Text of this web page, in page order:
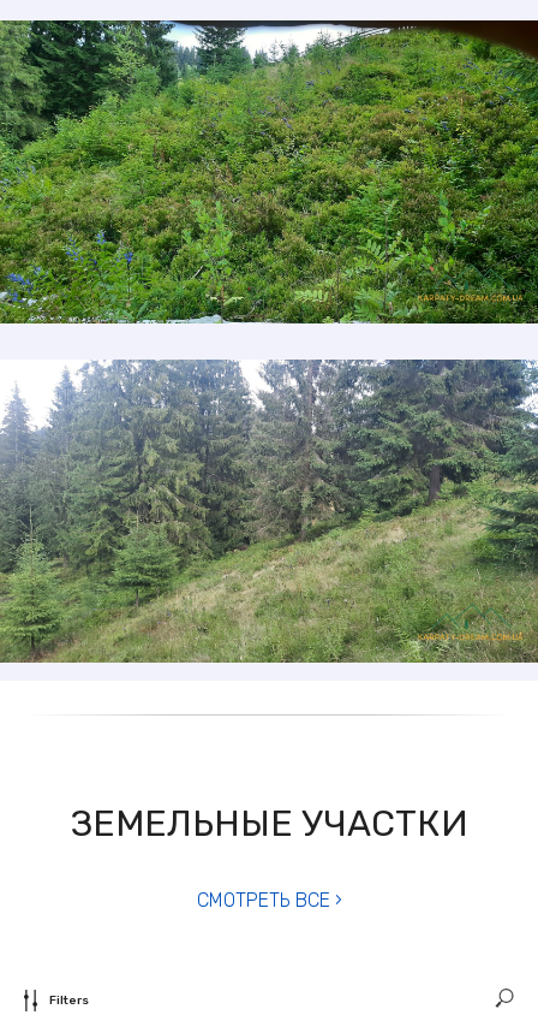
ЗЕМЕЛЬНЫЕ УЧАСТКИ
СМОТРЕТЬ ВСЕ ›
Filters